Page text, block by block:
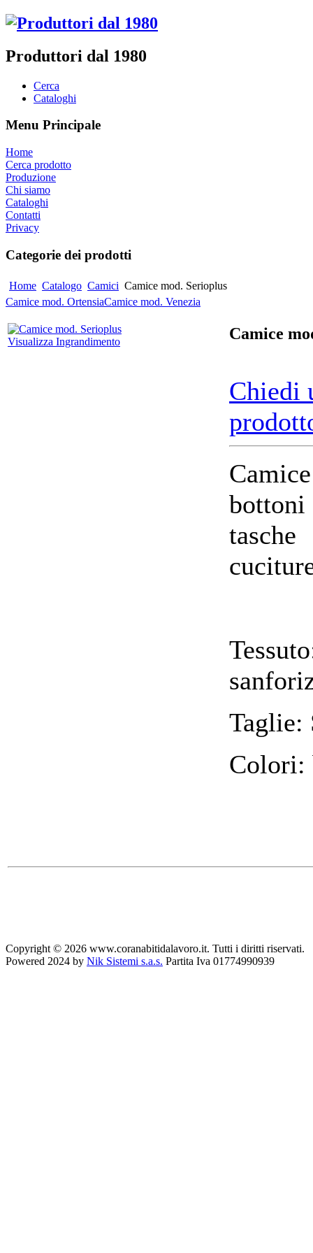
Produttori dal 1980
Cerca
Cataloghi
Menu Principale
Home
Cerca prodotto
Produzione
Chi siamo
Cataloghi
Contatti
Privacy
Categorie dei prodotti
Home Catalogo Camici Camice mod. Serioplus
Camice mod. OrtensiaCamice mod. Venezia
Visualizza Ingrandimento Camice
Chiedi
Colori:
Copyright © 2026 www.coranabitidalavoro.it. Tutti i diritti riservati.
Powered 2024 by Nik Sistemi s.a.s. Partita Iva 01774990939